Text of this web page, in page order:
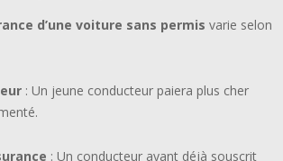
d’une voiture sans permis varie selon
: Un jeune conducteur paiera plus cher
: Un conducteur ayant déjà souscrit